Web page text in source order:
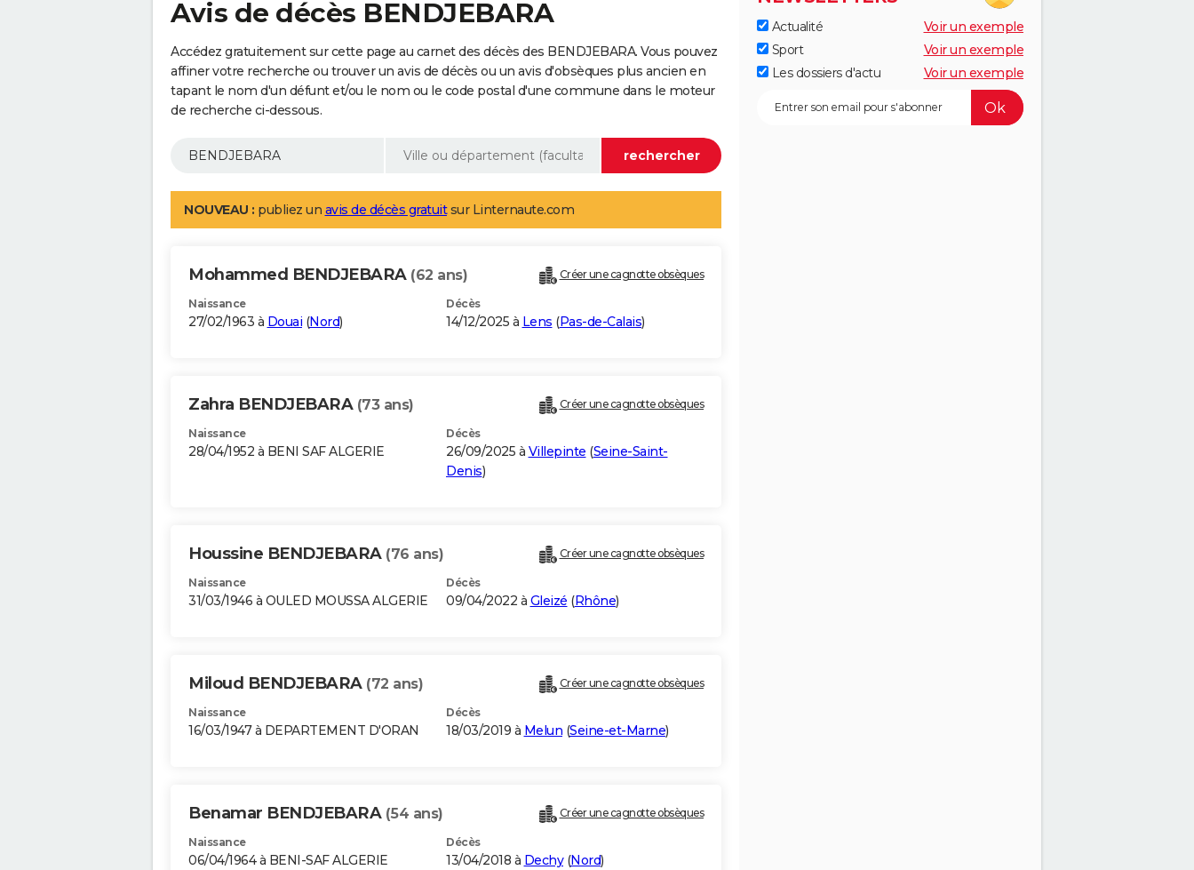
Avis de décès BENDJEBARA
Accédez gratuitement sur cette page au carnet des décès des BENDJEBARA. Vous pouvez
affiner votre recherche ou trouver un avis de décès ou un avis d'obsèques plus ancien en
tapant le nom d'un défunt et/ou le nom ou le code postal d'une commune dans le moteur
de recherche ci-dessous.
NOUVEAU : publiez un avis de décès gratuitsur Linternaute.com
Mohammed BENDJEBARA (62 ans) Créer une cagnotte obsèques
Naissance
27/02/1963 à Douai (Nord)
Décès
14/12/2025 à Lens (Pas-de-Calais)
Zahra BENDJEBARA (73 ans) Créer une cagnotte obsèques
Naissance
28/04/1952 à BENI SAF ALGERIE
Décès
26/09/2025 à Villepinte (Seine-Saint-
Denis)
Houssine BENDJEBARA (76 ans) Créer une cagnotte obsèques
Naissance
31/03/1946 à OULED MOUSSA ALGERIE
Décès
09/04/2022 à Gleizé (Rhône)
Miloud BENDJEBARA (72 ans) Créer une cagnotte obsèques
Naissance
16/03/1947 à DEPARTEMENT D'ORAN
Décès
18/03/2019 à Melun (Seine-et-Marne)
Benamar BENDJEBARA (54 ans) Créer une cagnotte obsèques
Naissance
06/04/1964 à BENI-SAF ALGERIE
Décès
13/04/2018 à Dechy(Nord)
Actualité
Voir un exemple
Sport
Voir un exemple
Les dossiers d'actu
Voir un exemple